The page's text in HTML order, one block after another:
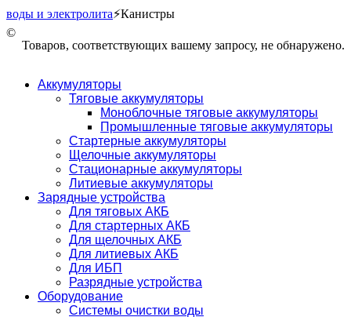
воды и электролита⚡Канистры
Товаров, соответствующих вашему запросу, не обнаружено.
Аккумуляторы
Тяговые аккумуляторы
Моноблочные тяговые аккумуляторы
Промышленные тяговые аккумуляторы
Стартерные аккумуляторы
Щелочные аккумуляторы
Стационарные аккумуляторы
Литиевые аккумуляторы
Зарядные устройства
Для тяговых АКБ
Для стартерных АКБ
Для щелочных АКБ
Для литиевых АКБ
Для ИБП
Разрядные устройства
Оборудование
Системы очистки воды
©